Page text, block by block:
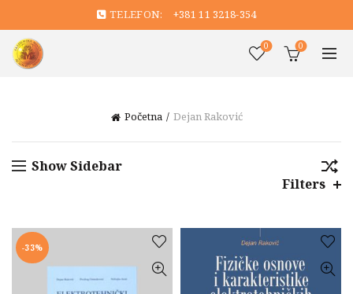
TELEFON: +381 11 3218-354
0 0
Početna Dejan Raković
Show Sidebar
Filters
-33%